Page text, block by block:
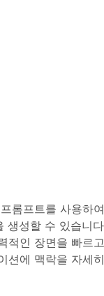
롬프트를 사용하
생성할 수 있습니
적인 장면을 빠르
션에 맥락을 자세